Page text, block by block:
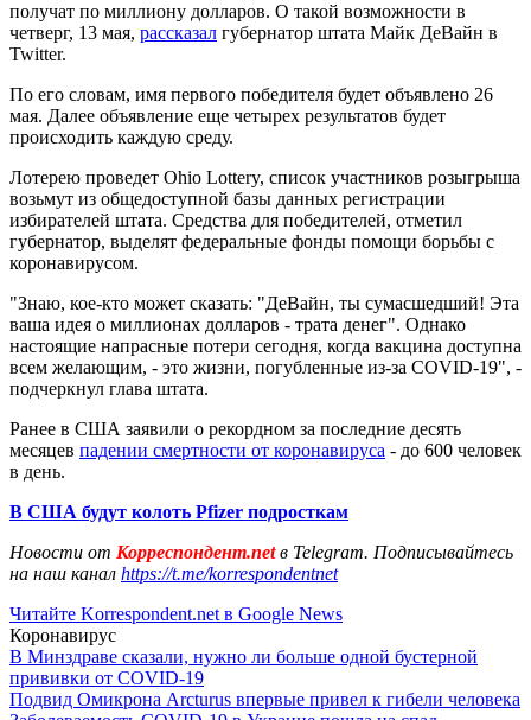
получат по миллиону долларов. О такой возможности в
четверг, 13 мая, рассказал губернатор штата Майк ДеВайн в
Twitter.
По его словам, имя первого победителя будет объявлено 26
мая. Далее объявление еще четырех результатов будет
происходить каждую среду.
Лотерею проведет Ohio Lottery, список участников розыгрыша
возьмут из общедоступной базы данных регистрации
избирателей штата. Средства для победителей, отметил
губернатор, выделят федеральные фонды помощи борьбы с
коронавирусом.
"Знаю, кое-кто может сказать: "ДеВайн, ты сумасшедший! Эта
ваша идея о миллионах долларов - трата денег". Однако
настоящие напрасные потери сегодня, когда вакцина доступна
всем желающим, - это жизни, погубленные из-за COVID-19", -
подчеркнул глава штата.
Ранее в США заявили о рекордном за последние десять
месяцев падении смертности от коронавируса - до 600 человек
в день.
В США будут колоть Pfizer подросткам
Новости от Корреспондент.netв Telegram. Подписывайтесь
на наш канал https://t.me/korrespondentnet
Читайте Korrespondent.net в Google News
Коронавирус
В Минздраве сказали, нужно ли больше одной бустерной
прививки от COVID-19
Подвид Омикрона Arcturus впервые привел к гибели человека